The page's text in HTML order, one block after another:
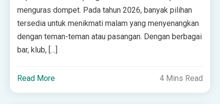
menguras dompet. Pada tahun 2026, banyak pilihan
tersedia untuk menikmati malam yang menyenangkan
dengan teman-teman atau pasangan. Dengan berbagai
bar, klub, […]
Read More 4 Mins Read